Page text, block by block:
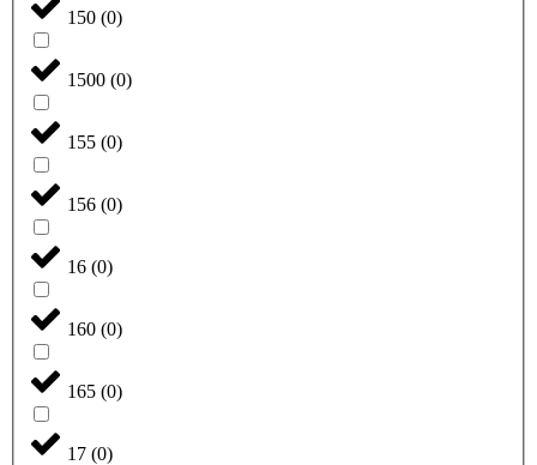
150 (0)
1500 (0)
155 (0)
156 (0)
16 (0)
160 (0)
165 (0)
17 (0)